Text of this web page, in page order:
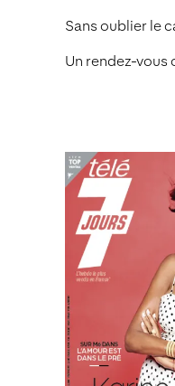
Sans oublier le
Un rendez-vous